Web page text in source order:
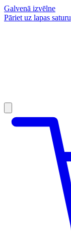
Galvenā izvēlne
Pāriet uz lapas saturu